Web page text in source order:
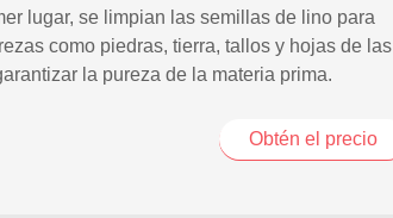
lugar, se limpian las semillas de lino para
como piedras, tierra, tallos y hojas de las
la pureza de la materia prima.
Obtén el precio